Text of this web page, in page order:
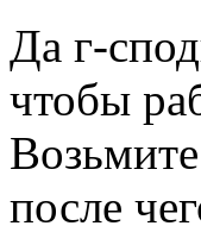
Да г-
чтобы
после